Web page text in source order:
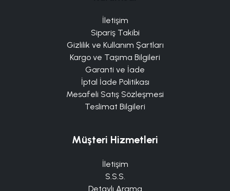
İletişim
Sipariş Takibi
Gizlilik ve Kullanım Şartları
Kargo ve Taşıma Bilgileri
Garanti ve İade
İptal İade Politikası
Mesafeli Satış Sözleşmesi
Teslimat Bilgileri
Müşteri Hizmetleri
İletişim
S.S.S.
Detaylı Arama